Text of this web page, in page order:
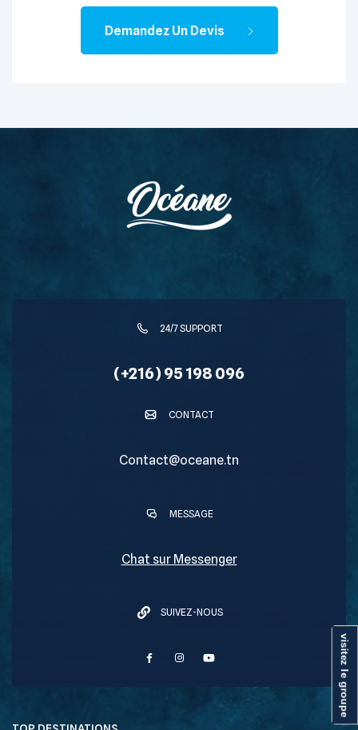
Demandez Un Devis
visitez le groupe
24/7 SUPPORT
(+216) 95 198 096
CONTACT
Contact@oceane.tn
MESSAGE
Chat sur Messenger
SUIVEZ-NOUS